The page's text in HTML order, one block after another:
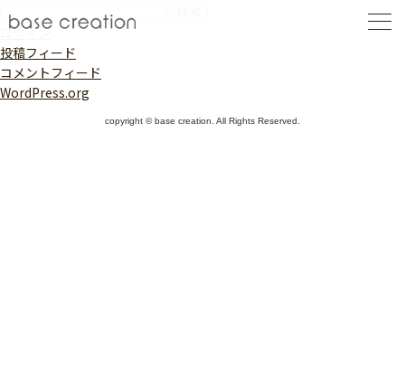
索:ログイン
投稿フィード
コメントフィード
WordPress.org
copyright © base creation. All Rights Reserved.